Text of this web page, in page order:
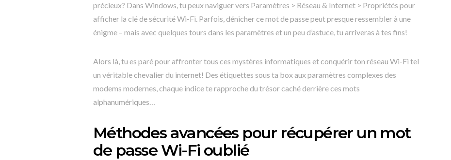
précieux? Dans Windows, tu peux naviguer vers Paramètres > Réseau & Internet > Propriétés pour
afficher la clé de sécurité Wi-Fi. Parfois, dénicher ce mot de passe peut presque ressembler à une
énigme – mais avec quelques tours dans les paramètres et un peu d’astuce, tu arriveras à tes fins!
Alors là, tu es paré pour affronter tous ces mystères informatiques et conquérir ton réseau Wi-Fi tel
un véritable chevalier du internet! Des étiquettes sous ta box aux paramètres complexes des
modems modernes, chaque indice te rapproche du trésor caché derrière ces mots
alphanumériques…
Méthodes avancées pour récupérer un mot
de passe Wi-Fi oublié